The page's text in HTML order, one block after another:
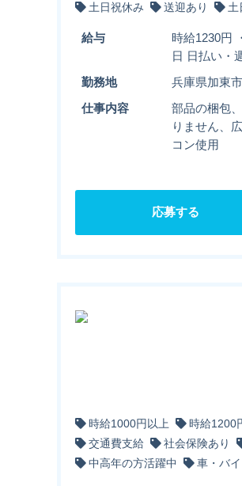
土日祝休み
送迎あり 土
給与
時給1230円
日 日払い・
勤務地 兵庫県加東市
仕事内容
部品の梱包
りません、
コン使用
応募する
時給1000円以上 時給1200
交通費支給
社会保険あり
中高年の方活躍中
車・バ